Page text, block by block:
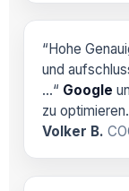
“Hohe
und
…“ Google
zu
Volker B.